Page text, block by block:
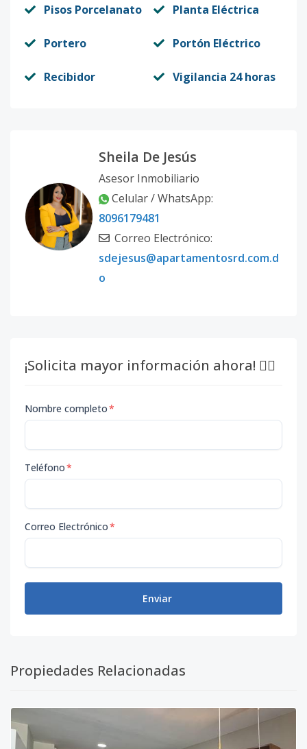
Pisos Porcelanato Planta Eléctrica
Portero Portón Eléctrico
Recibidor Vigilancia 24 horas
Sheila De Jesús
Asesor Inmobiliario
Celular / WhatsApp:
8096179481
Correo Electrónico:
sdejesus@apartamentosrd.com.d
o
¡Solicita mayor información ahora! 👇🏽
Nombre completo*
Teléfono*
Correo Electrónico*
Enviar
Propiedades Relacionadas